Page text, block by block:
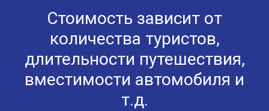
Стоимость зависит от
количества туристов,
длительности путешествия,
вместимости автомобиля и
т.д.